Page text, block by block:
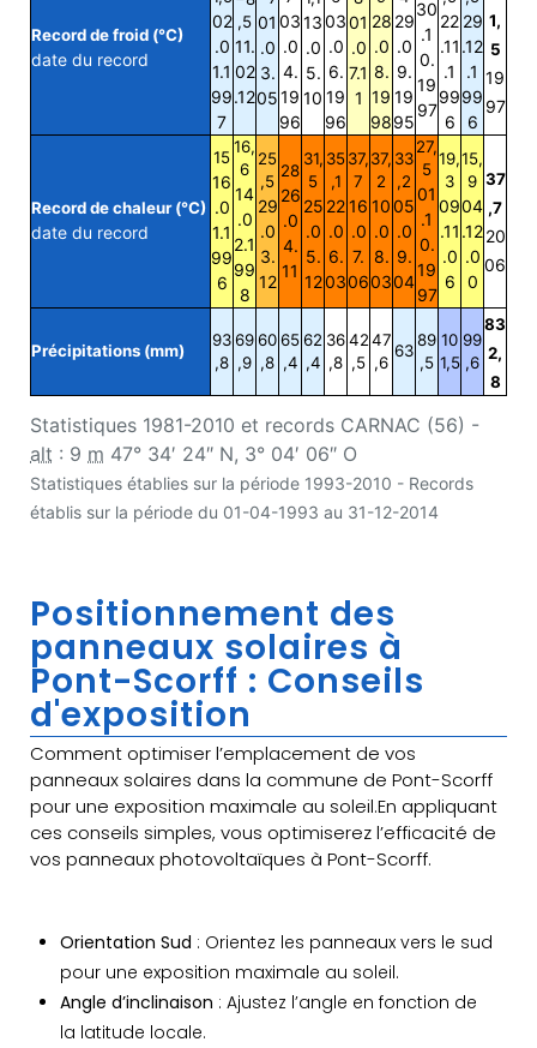
Statistiques 1981-2010 et records CARNAC (56) -
alt : 9 m 47° 34′ 24″ N, 3° 04′ 06″ O
Statistiques établies sur la période 1993-2010 - Records
établis sur la période du 01-04-1993 au 31-12-2014
Record de froid (°C)
date du record
02
.0
1.1
99
7
,5
11.
02
.12
01
.0
3.
05
03
.0
4.
19
96
13
.0
5.
10
03
.0
6.
19
96
01
.0
7.1
1
28
.0
8.
19
98
29
.0
9.
19
95
30
.1
0.
19
97
22
.11
.1
99
6
29
.12
.1
99
6
1,
5
19
97
Record de chaleur (°C)
date du record
15
16
.0
1.1
99
6
16,
6
14
.0
2.1
99
8
25
,5
29
.0
3.
12
28
26
.0
4.
11
31,
5
25
.0
5.
12
35
,1
22
.0
6.
03
37,
7
16
.0
7.
06
37,
2
10
.0
8.
03
33
,2
05
.0
9.
04
27,
5
01
.1
0.
19
97
19,
3
09
.11
.0
6
15,
9
04
.12
.0
0
37
,7
20
06
Précipitations (mm)
93
,8
69
,9
60
,8
65
,4
62
,4
36
,8
42
,5
47
,6
63
89
,5
10
1,5
99
,6
83
2,
8
Positionnement des
panneaux solaires à
Pont-Scorff : Conseils
d'exposition
Comment optimiser l’emplacement de vos
panneaux solaires dans la commune de Pont-Scorff
pour une exposition maximale au soleil.En appliquant
ces conseils simples, vous optimiserez l’efficacité de
vos panneaux photovoltaïques à Pont-Scorff.
Orientation Sud : Orientez les panneaux vers le sud
pour une exposition maximale au soleil.
Angle d’inclinaison : Ajustez l’angle en fonction de
la latitude locale.